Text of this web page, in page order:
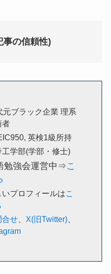
事の信頼性)
元ブラック企業 理系
者
英検1級所持
工学部(学部・修士)
勉強会運営中⇒こ
いプロフィールはこ
合せ、 X(旧Twitter)、